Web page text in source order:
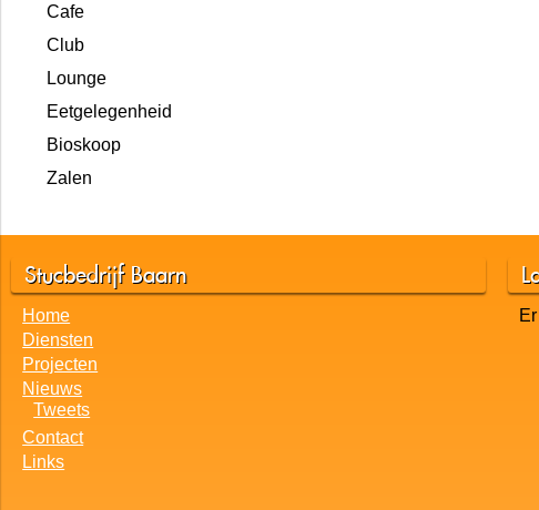
Cafe
Club
Lounge
Eetgelegenheid
Bioskoop
Zalen
Stucbedrijf Baarn
Home
Diensten
Projecten
Nieuws
Tweets
Contact
Links